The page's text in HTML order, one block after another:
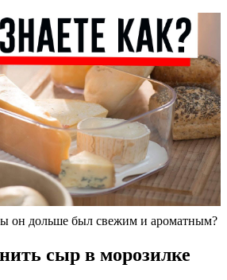
он дольше был свежим и ароматным?
сыр в морозилке